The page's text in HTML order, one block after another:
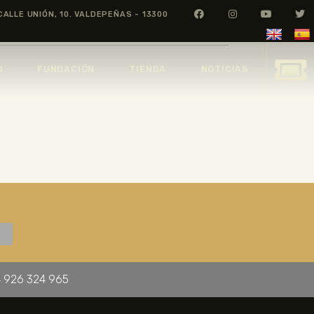
UNIÓN, 10. VALDEPEÑAS - 13300
926 324 965